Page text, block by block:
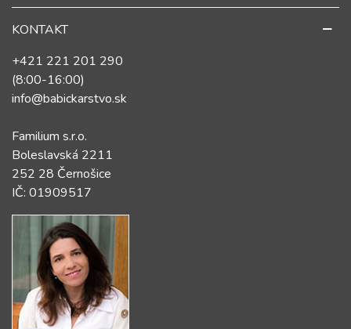
KONTAKT
+421 221 201 290
(8:00-16:00)
info@babickarstvo.sk
Familium s.r.o.
Boleslavská 2211
252 28 Černošice
IČ: 01909517